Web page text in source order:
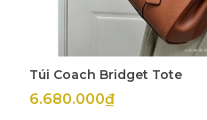
Túi Coach Bridget Tote
6.680.000₫